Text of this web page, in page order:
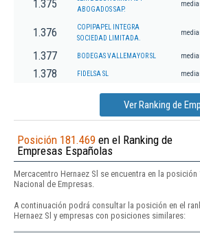
1.375
ABOGADOS SAP.
1.376
COPIPAPEL INTEGRA
SOCIEDAD LIMITADA.
1.377 BODEGAS VALLEMAYOR SL
1.378 FIDELSA SL
Ver Ranking de
Posición 181.469 en el Ranking de
Empresas Españolas
Mercacentro Hernaez Sl se encuentra en la posición
Nacional de Empresas.
A continuación podrá consultar la posición en el
Hernaez Sl y empresas con posiciones similares: